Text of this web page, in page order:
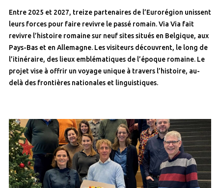
Entre 2025 et 2027, treize partenaires de l’Eurorégion unissent
leurs forces pour faire revivre le passé romain. Via Via fait
revivre l’histoire romaine sur neuf sites situés en Belgique, aux
Pays-Bas et en Allemagne. Les visiteurs découvrent, le long de
l’itinéraire, des lieux emblématiques de l’époque romaine. Le
projet vise à offrir un voyage unique à travers l’histoire, au-
delà des frontières nationales et linguistiques.